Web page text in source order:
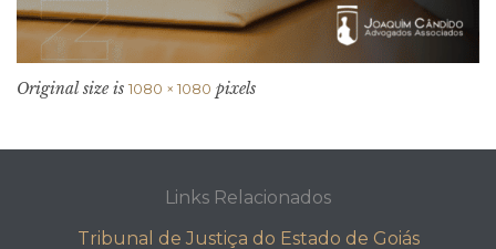
Original size is 1080 × 1080 pixels
Links Relacionados
Tribunal de Justiça do Estado de Goiás